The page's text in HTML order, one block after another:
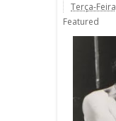
Terça-
Featured